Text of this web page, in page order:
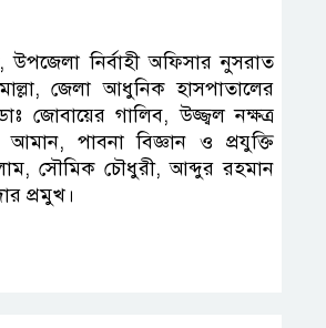
নির্বাহী অফিসার নুসরাত
জেলা আধুনিক হাসপাতালের
জোবায়ের গালিব, উজ্জ্বল নক্ষত্র
পাবনা বিজ্ঞান ও প্রযুক্তি
সৌমিক চৌধুরী, আব্দুর রহমান
প্রমুখ।